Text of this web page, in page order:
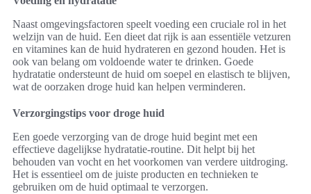
Naast omgevingsfactoren speelt voeding een cruciale rol in het
welzijn van de huid. Een dieet dat rijk is aan essentiële vetzuren
en vitamines kan de huid hydrateren en gezond houden. Het is
ook van belang om voldoende water te drinken. Goede
hydratatie ondersteunt de huid om soepel en elastisch te blijven,
wat de oorzaken droge huid kan helpen verminderen.
Verzorgingstips voor droge huid
Een goede verzorging van de droge huid begint met een
effectieve dagelijkse hydratatie-routine. Dit helpt bij het
behouden van vocht en het voorkomen van verdere uitdroging.
Het is essentieel om de juiste producten en technieken te
gebruiken om de huid optimaal te verzorgen.